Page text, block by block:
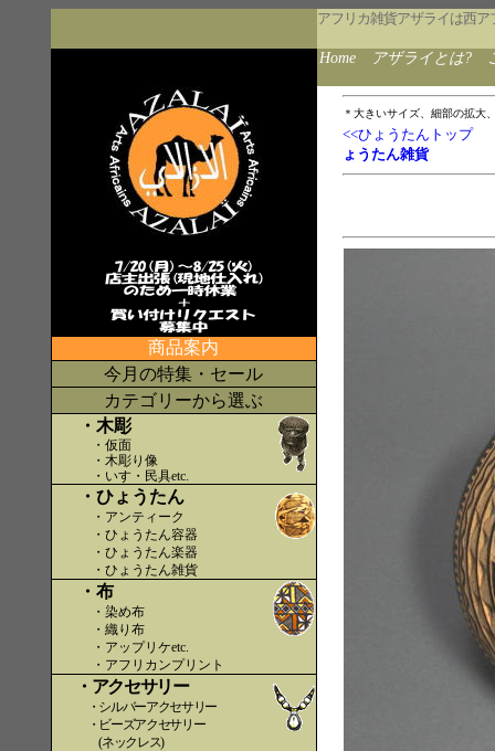
アフリカ雑貨アザライは西
Home アザライとは?
商品案内
今月の特集・セール
カテゴリーから選ぶ
・木彫
・仮面
・木彫り像
・いす・民具etc.
・ひょうたん
・アンティーク
・ひょうたん容器
・ひょうたん楽器
・ひょうたん雑貨
・布
・染め布
・織り布
・アップリケetc.
・アフリカンプリント
・アクセサリー
・シルバーアクセサリー
・ビーズアクセサリー
(ネックレス)
＊大きいサイズ、細部の拡大
<<ひょうたんトップ
ょうたん雑貨